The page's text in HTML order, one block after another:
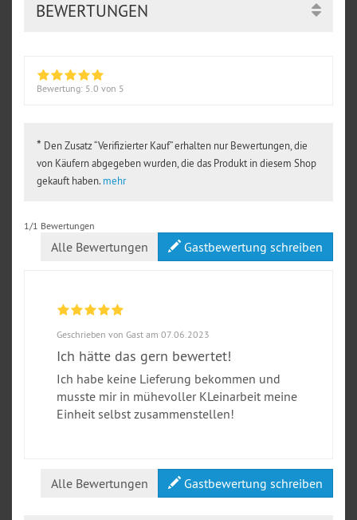
BEWERTUNGEN
Bewertung: 5.0 von 5
* Den Zusatz “Verifizierter Kauf” erhalten nur Bewertungen, die
von Käufern abgegeben wurden, die das Produkt in diesem Shop
gekauft haben. mehr
1/1 Bewertungen
Alle Bewertungen Gastbewertung schreiben
Geschrieben von Gast am 07.06.2023
Ich hätte das gern bewertet!
Ich habe keine Lieferung bekommen und
musste mir in mühevoller KLeinarbeit meine
Einheit selbst zusammenstellen!
Alle Bewertungen Gastbewertung schreiben